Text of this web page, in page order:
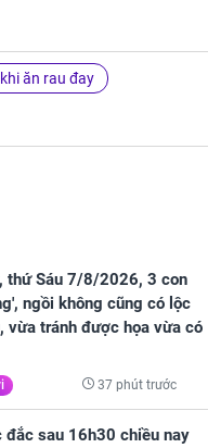
ăn rau đay
thứ Sáu 7/8/2026, 3 con
ngồi không cũng có lộc
vừa tránh được họa vừa có
37 phút trước
đắc sau 16h30 chiều nay